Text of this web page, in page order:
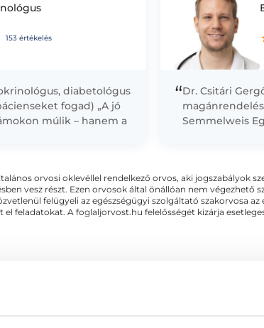
153 értékelés
diabetológus
fogad) „A jó
múlik – hanem a
“Dr. Csitári
Semmelweis
orvosi oklevéllel rendelkező orvos, aki jogszabályok
vesz részt. Ezen orvosok által önállóan nem végezhető
felügyeli az egészségügyi szolgáltató szakorvosa az
feladatokat. A foglaljorvost.hu felelősségét kizárja